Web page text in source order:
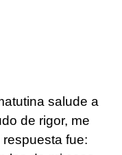
salude a
de rigor, me
fue: